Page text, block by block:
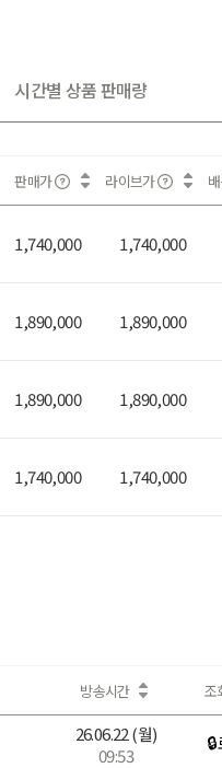
시간별 상품 판매량
판매가 라이브가
1,740,000 1,740,000
1,890,000 1,890,000
1,890,000 1,890,000
1,740,000 1,740,000
방송시간 조
26.06.22(월)
09:53